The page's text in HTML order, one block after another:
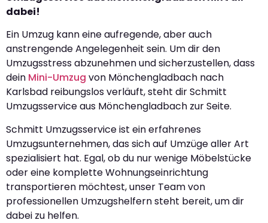
dabei!
Ein Umzug kann eine aufregende, aber auch
anstrengende Angelegenheit sein. Um dir den
Umzugsstress abzunehmen und sicherzustellen, dass
dein Mini-Umzug von Mönchengladbach nach
Karlsbad reibungslos verläuft, steht dir Schmitt
Umzugsservice aus Mönchengladbach zur Seite.
Schmitt Umzugsservice ist ein erfahrenes
Umzugsunternehmen, das sich auf Umzüge aller Art
spezialisiert hat. Egal, ob du nur wenige Möbelstücke
oder eine komplette Wohnungseinrichtung
transportieren möchtest, unser Team von
professionellen Umzugshelfern steht bereit, um dir
dabei zu helfen.